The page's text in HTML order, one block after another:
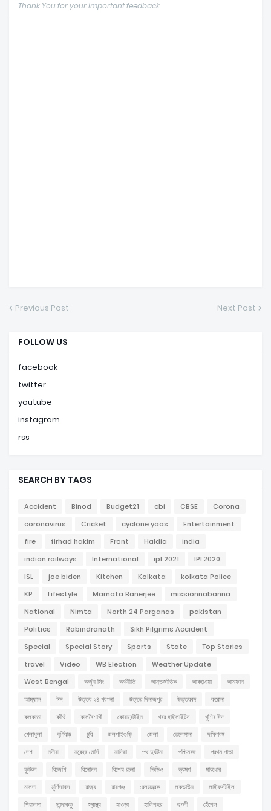
Thank You for your important feedback
Previous Post Next Post
FOLLOW US
facebook
twitter
youtube
instagram
rss
SEARCH BY TAGS
Accident Binod Budget21 cbi CBSE
Corona
coronavirus
Cricket cyclone yaas
Entertainment
fire
firhad hakim Front Haldia
india
indian railways
International ipl 2021
IPL2020
ISL
joe biden Kitchen Kolkata
kolkata Police
KP
Lifestyle Mamata Banerjee
missionnabanna
National
Nimta North 24 Parganas
pakistan
Politics
Rabindranath
Sikh Pilgrims Accident
Special
Special Story Sports State
Top Stories
travel
Video WB Election
Weather Update
West Bengal
অর্জুন সিং অর্থনীতি আন্তর্জাতিক আবহাওয়া
আমফান
আম্ফান
ঈদ উত্তর ২৪ পরগনা উত্তর দিনাজপুর উত্তরবঙ্গ
করোনা
কলকাতা
কাঁথি কালবৈশাখী কোয়ারেন্টাইন খবর হাইলাইটস
খুশির ঈদ
খেলাধুলা
ঘূর্ণিঝড় চুরি জলপাইগুড়ি জেলা তেলেঙ্গানা
দক্ষিণবঙ্গ
দেশ
নদীয়া নরেন্দ্র মোদি নাদিয়া পথ দুর্ঘটনা পশ্চিমবঙ্গ
প্রথম পাতা
ফুটবল
বিজেপি বিনোদন বিশেষ রচনা ভিডিও ভ্রমণ
মারধোর
মালদা
মুর্শিদাবাদ রাজ্য রায়গঞ্জ রেলমন্ত্রক লকডাউন
লাইফস্টাইল
শিয়ালদা
সান্দাকফু স্বাস্থ্য হাওড়া হালিশহর হুগলী হেঁশেল